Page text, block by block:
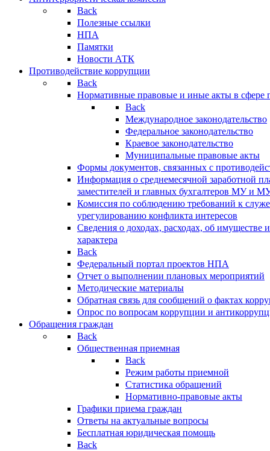
Back
Полезные ссылки
НПА
Памятки
Новости АТК
Противодействие коррупции
Back
Нормативные правовые и иные акты в сфере
Back
Международное законодательство
Федеральное законодательство
Краевое законодательство
Муниципальные правовые акты
Формы документов, связанных с
Информация о среднемесячной заработной
заместителей и главных бухгалтеров МУ и
Комиссия по соблюдению требований к
урегулированию конфликта интересов
Сведения о доходах, расходах, об имуществе
характера
Back
Федеральный портал проектов НПА
Отчет о выполнении плановых мероприятий
Методические материалы
Обратная связь для сообщений о фактах
Опрос по вопросам коррупции и
Обращения граждан
Back
Общественная приемная
Back
Режим работы приемной
Статистика обращений
Нормативно-правовые акты
Графики приема граждан
Ответы на актуальные вопросы
Бесплатная юридическая помощь
Back